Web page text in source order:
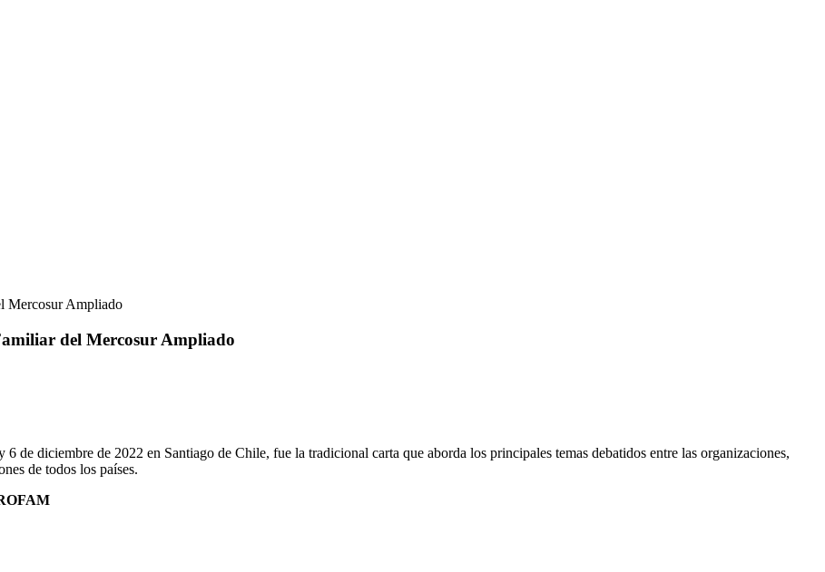
Mercosur Ampliado
del Mercosur Ampliado
diciembre de 2022 en Santiago de Chile, fue la tradicional carta que aborda los principales temas debatidos entre las organizaciones,
de todos los países.